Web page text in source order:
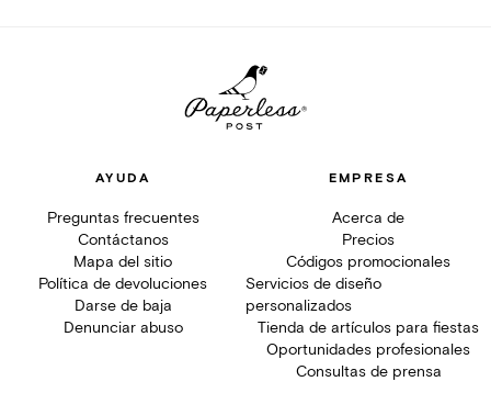
AYUDA
Preguntas frecuentes
Contáctanos
Mapa del sitio
Política de devoluciones
Darse de baja
Denunciar abuso
EMPRESA
Acerca de
Precios
Códigos promocionales
Servicios de diseño
personalizados
Tienda de artículos para fiestas
Oportunidades profesionales
Consultas de prensa